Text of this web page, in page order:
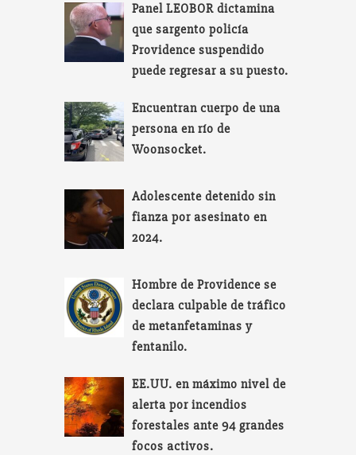
Panel LEOBOR dictamina
que sargento policía
Providence suspendido
puede regresar a su puesto.
Encuentran cuerpo de una
persona en río de
Woonsocket.
Adolescente detenido sin
fianza por asesinato en
2024.
Hombre de Providence se
declara culpable de tráfico
de metanfetaminas y
fentanilo.
EE.UU. en máximo nivel de
alerta por incendios
forestales ante 94 grandes
focos activos.